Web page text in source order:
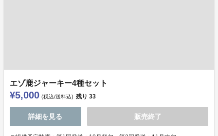
エゾ鹿ジャーキー4種セット
¥5,000 (税込/送料込) 残り 33
詳細を見る 販売終了